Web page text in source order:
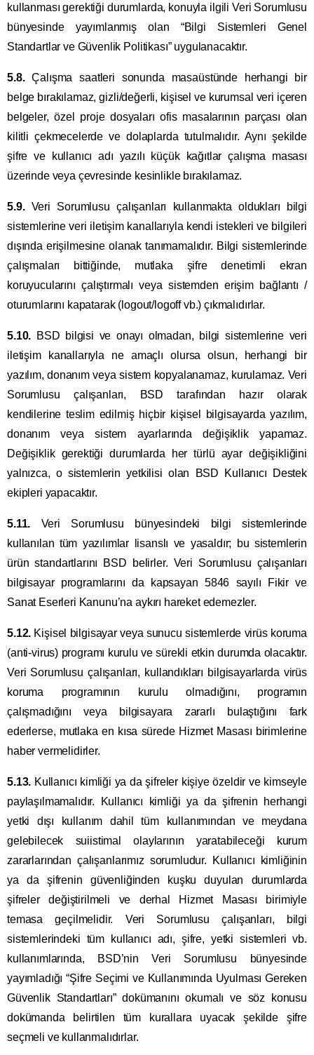
kullanması gerektiği durumlarda, konuyla ilgili Veri Sorumlusu
bünyesinde yayımlanmış olan “Bilgi Sistemleri Genel
Standartlar ve Güvenlik Politikası” uygulanacaktır.
5.8.Çalışma saatleri sonunda masaüstünde herhangi bir
belge bırakılamaz, gizli/değerli, kişisel ve kurumsal veri içeren
belgeler, özel proje dosyaları ofis masalarının parçası olan
kilitli çekmecelerde ve dolaplarda tutulmalıdır. Aynı şekilde
şifre ve kullanıcı adı yazılı küçük kağıtlar çalışma masası
üzerinde veya çevresinde kesinlikle bırakılamaz.
5.9.Veri Sorumlusu çalışanları kullanmakta oldukları bilgi
sistemlerine veri iletişim kanallarıyla kendi istekleri ve bilgileri
dışında erişilmesine olanak tanımamalıdır. Bilgi sistemlerinde
çalışmaları bittiğinde, mutlaka şifre denetimli ekran
koruyucularını çalıştırmalı veya sistemden erişim bağlantı /
oturumlarını kapatarak (logout/logoff vb.) çıkmalıdırlar.
5.10. BSD bilgisi ve onayı olmadan, bilgi sistemlerine veri
iletişim kanallarıyla ne amaçlı olursa olsun, herhangi bir
yazılım, donanım veya sistem kopyalanamaz, kurulamaz. Veri
Sorumlusu çalışanları, BSD tarafından hazır olarak
kendilerine teslim edilmiş hiçbir kişisel bilgisayarda yazılım,
donanım veya sistem ayarlarında değişiklik yapamaz.
Değişiklik gerektiği durumlarda her türlü ayar değişikliğini
yalnızca, o sistemlerin yetkilisi olan BSD Kullanıcı Destek
ekipleri yapacaktır.
5.11. Veri Sorumlusu bünyesindeki bilgi sistemlerinde
kullanılan tüm yazılımlar lisanslı ve yasaldır; bu sistemlerin
ürün standartlarını BSD belirler. Veri Sorumlusu çalışanları
bilgisayar programlarını da kapsayan 5846 sayılı Fikir ve
Sanat Eserleri Kanunu’na aykırı hareket edemezler.
5.12. Kişisel bilgisayar veya sunucu sistemlerde virüs koruma
(anti-virus) programı kurulu ve sürekli etkin durumda olacaktır.
Veri Sorumlusu çalışanları, kullandıkları bilgisayarlarda virüs
koruma programının kurulu olmadığını, programın
çalışmadığını veya bilgisayara zararlı bulaştığını fark
ederlerse, mutlaka en kısa sürede Hizmet Masası birimlerine
haber vermelidirler.
5.13. Kullanıcı kimliği ya da şifreler kişiye özeldir ve kimseyle
paylaşılmamalıdır. Kullanıcı kimliği ya da şifrenin herhangi
yetki dışı kullanım dahil tüm kullanımından ve meydana
gelebilecek suiistimal olaylarının yaratabileceği kurum
zararlarından çalışanlarımız sorumludur. Kullanıcı kimliğinin
ya da şifrenin güvenliğinden kuşku duyulan durumlarda
şifreler değiştirilmeli ve derhal Hizmet Masası birimiyle
temasa geçilmelidir. Veri Sorumlusu çalışanları, bilgi
sistemlerindeki tüm kullanıcı adı, şifre, yetki sistemleri vb.
kullanımlarında, BSD’nin Veri Sorumlusu bünyesinde
yayımladığı “Şifre Seçimi ve Kullanımında Uyulması Gereken
Güvenlik Standartları” dokümanını okumalı ve söz konusu
dokümanda belirtilen tüm kurallara uyacak şekilde şifre
seçmeli ve kullanmalıdırlar.